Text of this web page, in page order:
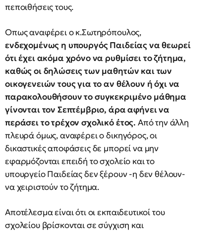
πεποιθήσεις τους.
Οπως αναφέρει ο κ.Σωτηρόπουλος,
ενδεχομένως η υπουργός Παιδείας να θεωρεί
ότι έχει ακόμα χρόνο να ρυθμίσει το ζήτημα,
καθώς οι δηλώσεις των μαθητών και των
οικογενειών τους για το αν θέλουν ή όχι να
παρακολουθήσουν το συγκεκριμένο μάθημα
γίνονται τον Σεπτέμβριο, άρα αφήνει να
περάσει το τρέχον σχολικό έτος. Από την άλλη
πλευρά όμως, αναφέρει ο δικηγόρος, οι
δικαστικές αποφάσεις δε μπορεί να μην
εφαρμόζονται επειδή το σχολείο και το
υπουργείο Παιδείας δεν ξέρουν -η δεν θέλουν-
να χειριστούν το ζήτημα.
Αποτέλεσμα είναι ότι οι εκπαιδευτικοί του
σχολείου βρίσκονται σε σύγχιση και